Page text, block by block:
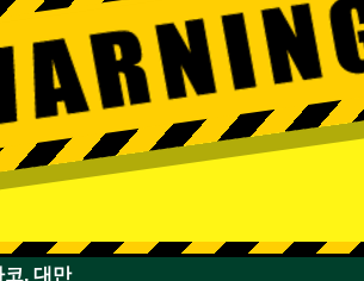
코, 대만